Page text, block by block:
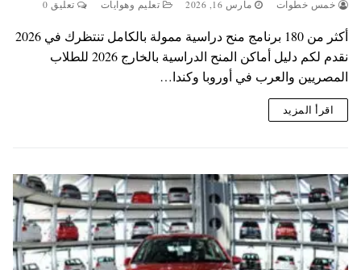
خمس خطوات مارس 16, 2026 تعليم وهوايات تعليق 0
أكثر من 180 برنامج منح دراسية ممولة بالكامل تنتظرك في 2026
نقدم لكم دليل أماكن المنح الدراسية بالخارج 2026 للطلاب
المصريين والعرب في أوروبا وكندا…
اقرأ المزيد